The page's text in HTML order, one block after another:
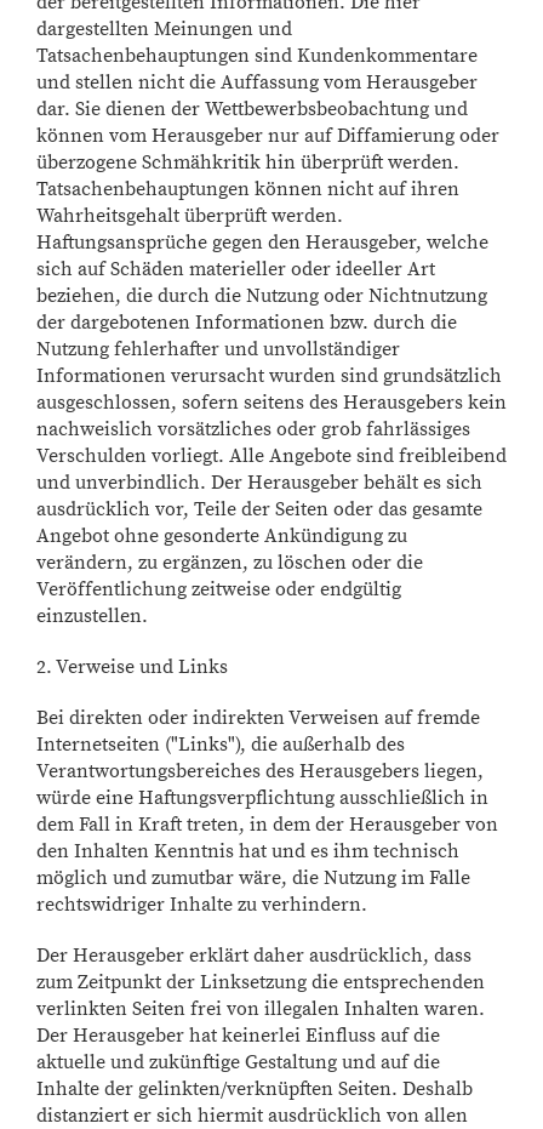
dargestellten Meinungen und
Tatsachenbehauptungen sind Kundenkommentare
und stellen nicht die Auffassung vom Herausgeber
dar. Sie dienen der Wettbewerbsbeobachtung und
können vom Herausgeber nur auf Diffamierung oder
überzogene Schmähkritik hin überprüft werden.
Tatsachenbehauptungen können nicht auf ihren
Wahrheitsgehalt überprüft werden.
Haftungsansprüche gegen den Herausgeber, welche
sich auf Schäden materieller oder ideeller Art
beziehen, die durch die Nutzung oder Nichtnutzung
der dargebotenen Informationen bzw. durch die
Nutzung fehlerhafter und unvollständiger
Informationen verursacht wurden sind grundsätzlich
ausgeschlossen, sofern seitens des Herausgebers kein
nachweislich vorsätzliches oder grob fahrlässiges
Verschulden vorliegt. Alle Angebote sind freibleibend
und unverbindlich. Der Herausgeber behält es sich
ausdrücklich vor, Teile der Seiten oder das gesamte
Angebot ohne gesonderte Ankündigung zu
verändern, zu ergänzen, zu löschen oder die
Veröffentlichung zeitweise oder endgültig
einzustellen.
2. Verweise und Links
Bei direkten oder indirekten Verweisen auf fremde
Internetseiten ("Links"), die außerhalb des
Verantwortungsbereiches des Herausgebers liegen,
würde eine Haftungsverpflichtung ausschließlich in
dem Fall in Kraft treten, in dem der Herausgeber von
den Inhalten Kenntnis hat und es ihm technisch
möglich und zumutbar wäre, die Nutzung im Falle
rechtswidriger Inhalte zu verhindern.
Der Herausgeber erklärt daher ausdrücklich, dass
zum Zeitpunkt der Linksetzung die entsprechenden
verlinkten Seiten frei von illegalen Inhalten waren.
Der Herausgeber hat keinerlei Einfluss auf die
aktuelle und zukünftige Gestaltung und auf die
Inhalte der gelinkten/verknüpften Seiten. Deshalb
distanziert er sich hiermit ausdrücklich von allen